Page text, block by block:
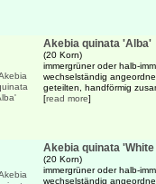
Akebia quinata 'Alba'
(20 Korn)
immergrüner oder halb-
wechselständig
geteilten, handförmig
[read more]
Akebia quinata
(20 Korn)
immergrüner oder halb-
wechselständig